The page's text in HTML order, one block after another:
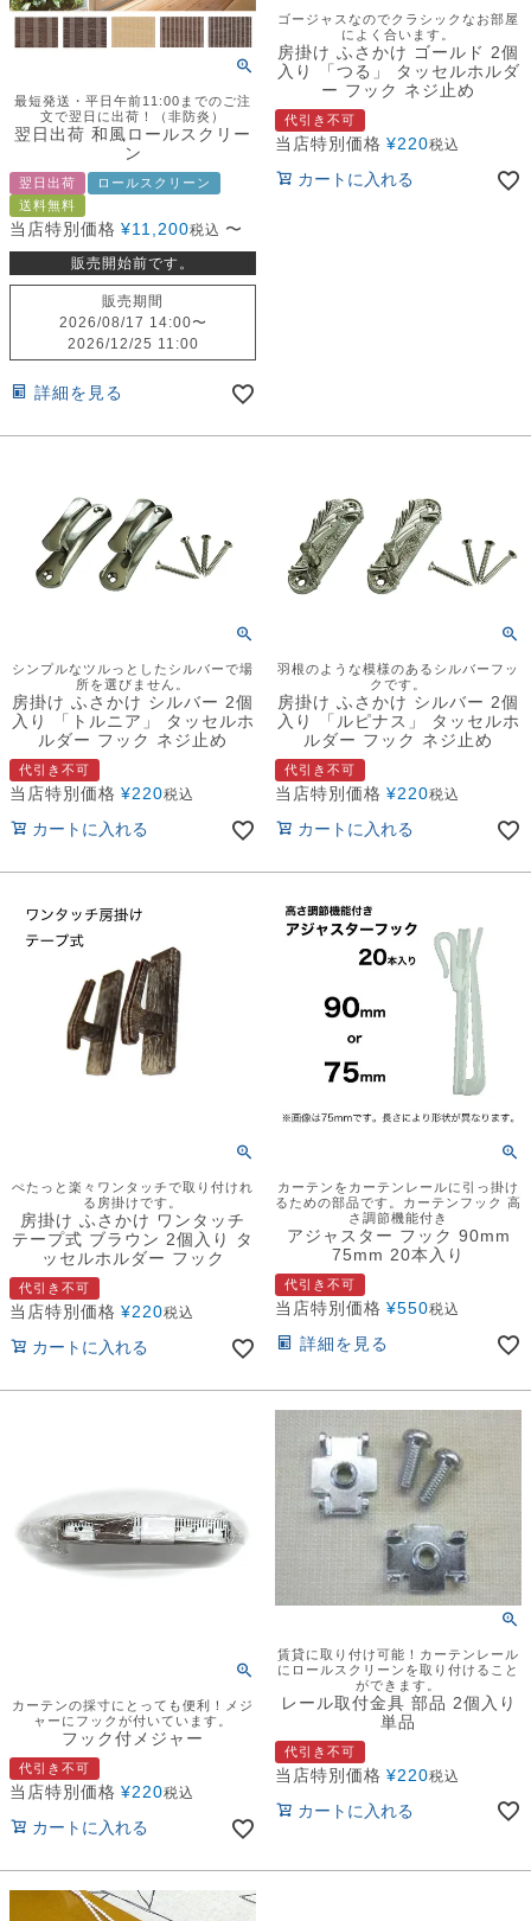
最短発送・平日午前11:00までのご注
文で翌日に出荷！（非防炎）
翌日出荷 和風ロールスクリー
ン
翌日出荷
ロールスクリーン
送料無料
当店特別価格 ¥11,200税込 〜
販売開始前です。
販売期間
2026/08/17 14:00〜
2026/12/25 11:00
詳細を見る
ゴージャスなのでクラシックなお部屋
によく合います。
房掛け ふさかけ ゴールド 2個
入り 「つる」 タッセルホルダ
ー フック ネジ止め
代引き不可
当店特別価格 ¥220税込
カートに入れる
シンプルなツルっとしたシルバーで場
所を選びません。
房掛け ふさかけ シルバー 2個
入り 「トルニア」 タッセルホ
ルダー フック ネジ止め
代引き不可
当店特別価格 ¥220税込
カートに入れる
羽根のような模様のあるシルバーフッ
クです。
房掛け ふさかけ シルバー 2個
入り 「ルピナス」 タッセルホ
ルダー フック ネジ止め
代引き不可
当店特別価格 ¥220税込
カートに入れる
ぺたっと楽々ワンタッチで取り付けれ
る房掛けです。
房掛け ふさかけ ワンタッチ
テープ式 ブラウン 2個入り タ
ッセルホルダー フック
代引き不可
当店特別価格 ¥220税込
カートに入れる
カーテンをカーテンレールに引っ掛け
るための部品です。カーテンフック 高
さ調節機能付き
アジャスター フック 90mm
75mm 20本入り
代引き不可
当店特別価格 ¥550税込
詳細を見る
カーテンの採寸にとっても便利！メジ
ャーにフックが付いています。
フック付メジャー
代引き不可
当店特別価格 ¥220税込
カートに入れる
賃貸に取り付け可能！カーテンレール
にロールスクリーンを取り付けること
ができます。
レール取付金具 部品 2個入り
単品
代引き不可
当店特別価格 ¥220税込
カートに入れる